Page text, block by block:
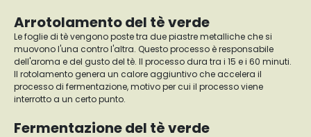
Arrotolamento del tè verde
Le foglie di tè vengono poste tra due piastre metalliche che si
muovono l'una contro l'altra. Questo processo è responsabile
dell'aroma e del gusto del tè. Il processo dura tra i 15 e i 60 minuti.
Il rotolamento genera un calore aggiuntivo che accelera il
processo di fermentazione, motivo per cui il processo viene
interrotto a un certo punto.
Fermentazione del tè verde